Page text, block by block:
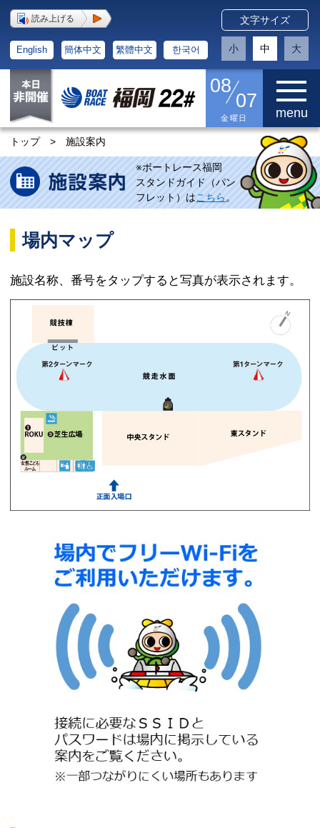
読み上げる
English 簡体中文 繁體中文 한국어
文字サイズ
小 中 大
08
07
金曜日 menu
トップ > 施設案内
※ボートレース福岡
スタンドガイド（パン
フレット）はこちら 。
場内マップ
施設名称、番号をタップすると写真が表示されます。